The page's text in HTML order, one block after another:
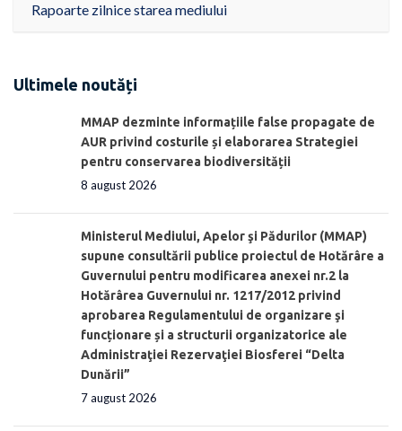
Rapoarte zilnice starea mediului
Ultimele noutăți
MMAP dezminte informațiile false propagate de
AUR privind costurile și elaborarea Strategiei
pentru conservarea biodiversității
8 august 2026
Ministerul Mediului, Apelor şi Pădurilor (MMAP)
supune consultării publice proiectul de Hotărâre a
Guvernului pentru modificarea anexei nr.2 la
Hotărârea Guvernului nr. 1217/2012 privind
aprobarea Regulamentului de organizare şi
funcționare și a structurii organizatorice ale
Administraţiei Rezervaţiei Biosferei “Delta
Dunării”
7 august 2026